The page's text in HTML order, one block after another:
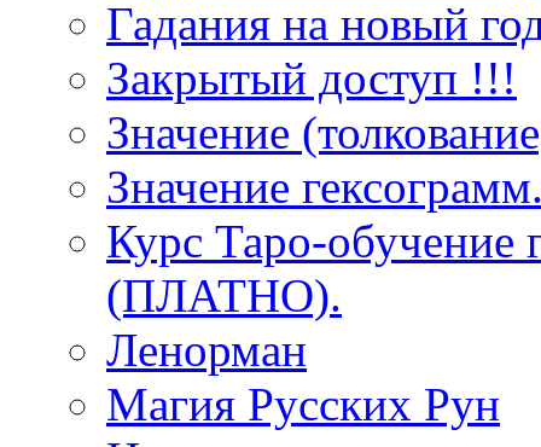
Гадания на новый
Закрытый доступ !!!
Значение
Значение
Курс Таро-обучение
(ПЛАТНО).
Ленорман
Магия Русских Рун